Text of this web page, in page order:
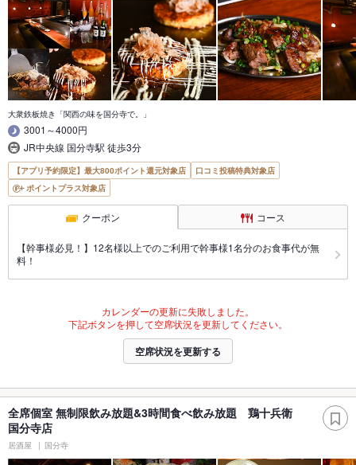
大衆鉄板焼き「関西の味を国分寺で。」
3001～4000円
JR中央線 国分寺駅 徒歩3分
【アプリ予約限定】最大800ポイント還元対象店
口コミ投稿特典対象店
ポイントプラス対象店
クーポン コース
【幹事様必見！】12名様以上でのご利用で幹事様1名分のお食事代が無
料！
カレンダーの更新に失敗しました。
下記ボタンを押して空席状況を更新してください。
空席状況を更新する
全席個室 無制限飲み放題&3時間食べ飲み放題 鶏十兵衛
国分寺店
居酒屋 国分寺